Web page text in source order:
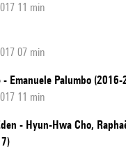
11 min
07 min
- Emanuele Palumbo (2016-
11 min
- Hyun-Hwa Cho,